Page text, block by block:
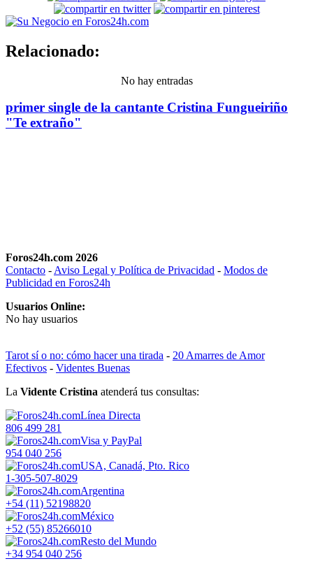
Relacionado:
No hay entradas
primer single de la cantante Cristina Fungueiriño
"Te extraño"
Foros24h.com 2026
Contacto - Aviso Legal y Política de Privacidad - Modos de
Publicidad en Foros24h
Usuarios Online:
No hay usuarios
Tarot sí o no: cómo hacer una tirada - 20 Amarres de Amor
Efectivos - Videntes Buenas
La Vidente Cristina atenderá tus consultas:
Línea Directa
806 499 281
Visa y PayPal
954 040 256
USA, Canadá, Pto. Rico
1-305-507-8029
Argentina
+54 (11) 52198820
México
+52 (55) 85266010
Resto del Mundo
+34 954 040 256